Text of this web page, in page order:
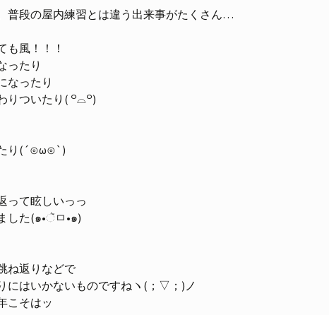
普段の屋内練習とは違う出来事がたくさん…
も風！！！
ったり
なったり
ついたり( ꒪⌓꒪)
り(´⊙ω⊙`)
って眩しいっっ
した(๑•ૅㅁ•๑)
ね返りなどで
にはいかないものですねヽ(；▽；)ノ
こそはッ